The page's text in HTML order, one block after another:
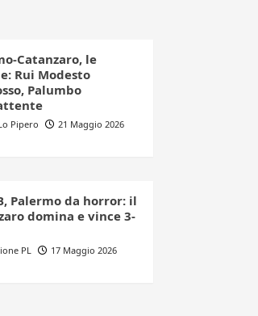
Catanzaro, le
Rui Modesto
Palumbo
Pipero
21 Maggio 2026
Palermo da horror: il
domina e vince 3-
PL
17 Maggio 2026